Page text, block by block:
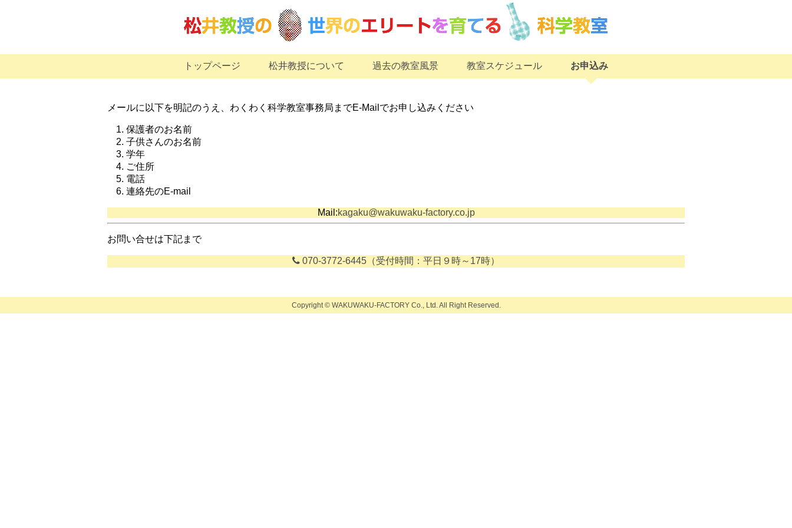
トップページ 松井教授について 過去の教室風景 教室スケジュール お申込み
メールに以下を明記のうえ、わくわく科学教室事務局までE-Mailでお申し込みください
保護者のお名前
子供さんのお名前
学年
ご住所
電話
連絡先のE-mail
Mail:kagaku@wakuwaku-factory.co.jp
お問い合せは下記まで
070-3772-6445（受付時間：平日９時～17時）
Copyright © WAKUWAKU-FACTORY Co., Ltd.All Right Reserved.